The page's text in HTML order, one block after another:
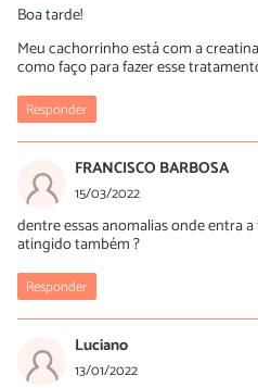
Boa tarde!
Meu cachorrinho está com a
como faço para fazer esse
Responder
FRANCISCO BARBOSA
15/03/2022
dentre essas anomalias onde entra
atingido também ?
Responder
Luciano
13/01/2022